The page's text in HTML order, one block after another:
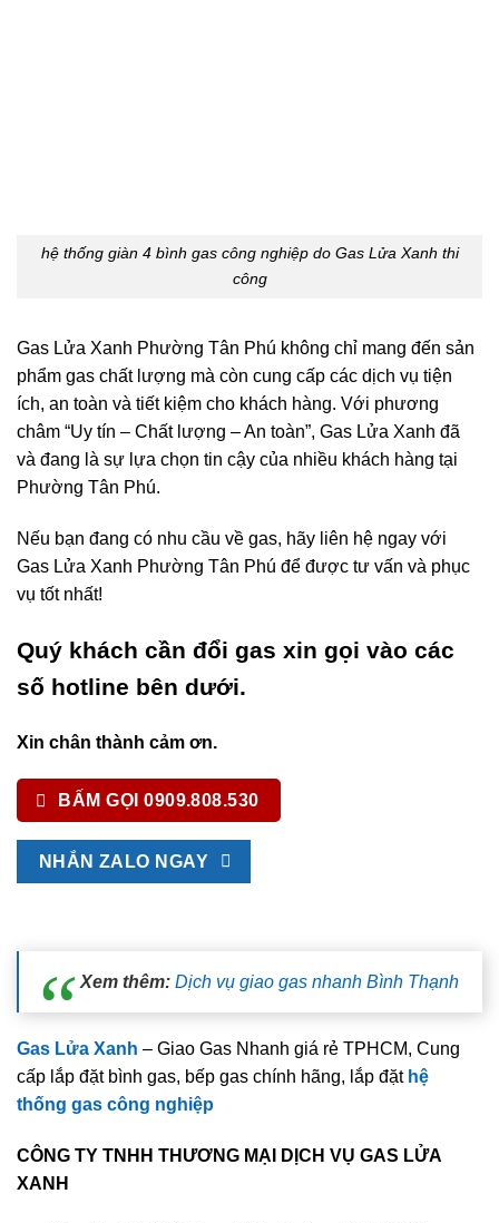
hệ thống giàn 4 bình gas công nghiệp do Gas Lửa Xanh thi
công
Gas Lửa Xanh Phường Tân Phú không chỉ mang đến sản
phẩm gas chất lượng mà còn cung cấp các dịch vụ tiện
ích, an toàn và tiết kiệm cho khách hàng. Với phương
châm “Uy tín – Chất lượng – An toàn”, Gas Lửa Xanh đã
và đang là sự lựa chọn tin cậy của nhiều khách hàng tại
Phường Tân Phú.
Nếu bạn đang có nhu cầu về gas, hãy liên hệ ngay với
Gas Lửa Xanh Phường Tân Phú để được tư vấn và phục
vụ tốt nhất!
Quý khách cần đổi gas xin gọi vào các
số hotline bên dưới.
Xin chân thành cảm ơn.
BẤM GỌI 0909.808.530
NHẮN ZALO NGAY
Xem thêm: Dịch vụ giao gas nhanh Bình Thạnh
Gas Lửa Xanh – Giao Gas Nhanh giá rẻ TPHCM, Cung
cấp lắp đặt bình gas, bếp gas chính hãng, lắp đặt hệ
thống gas công nghiệp
CÔNG TY TNHH THƯƠNG MẠI DỊCH VỤ GAS LỬA
XANH